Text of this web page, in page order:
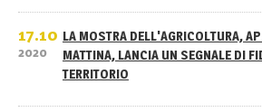
17.10
2020
LA MOSTRA DELL'AGRICOLTURA,
MATTINA, LANCIA UN SEGNALE DI
TERRITORIO